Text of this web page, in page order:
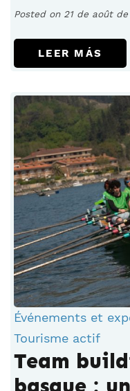
Posted on 21 de août de
LEER MÁS
Événements et
Tourisme actif
Team
basque :